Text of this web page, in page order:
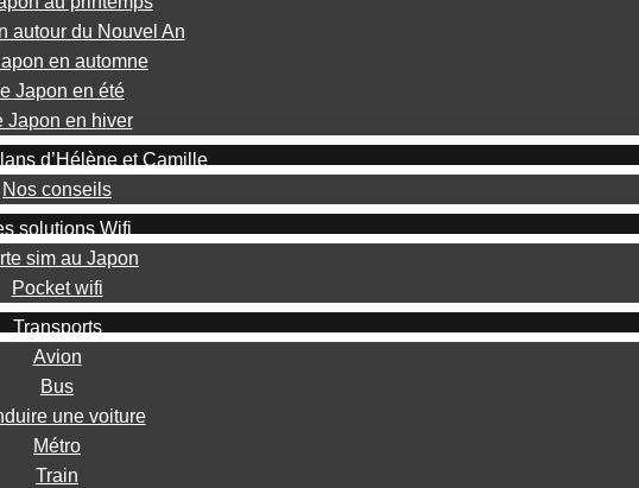
autour du Nouvel An
en automne
Japon en été
Japon en hiver
d’Hélène et Camille
Nos conseils
solutions Wifi
sim au Japon
Pocket wifi
Transports
Avion
Bus
une voiture
Métro
Train